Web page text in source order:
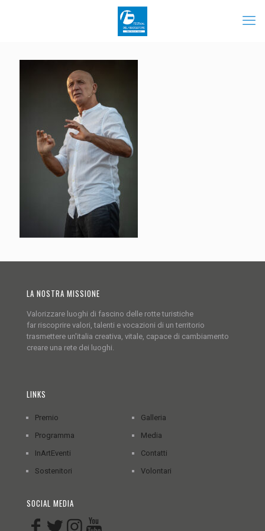
LA NOSTRA MISSIONE
Valorizzare luoghi di fascino delle rotte turistiche
far riscoprire valori, talenti e vocazioni di un territorio
trasmettere un'italia creativa, vitale, capace di cambiamento
creare una rete dei luoghi.
LINKS
Premio
Programma
InArtEventi
Sostenitori
Galleria
Media
Contatti
Volontari
SOCIAL MEDIA